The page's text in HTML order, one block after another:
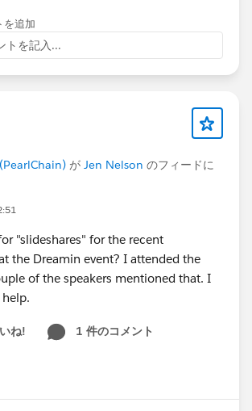
を追加
トを記入...
が Jen Nelson のフィードに
"slideshares" for the recent
the Dreamin event? I attended the
of the speakers mentioned that. I
ね!
1 件のコメント